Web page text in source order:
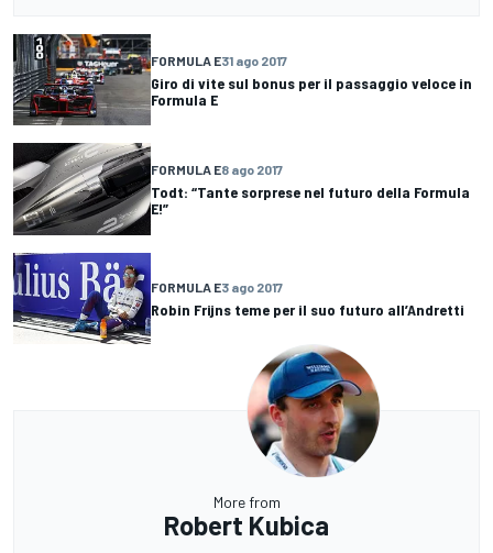
FORMULA E31 ago 2017
Giro di vite sul bonus per il passaggio veloce in
Formula E
FORMULA E8 ago 2017
Todt: “Tante sorprese nel futuro della Formula
E!”
FORMULA E3 ago 2017
Robin Frijns teme per il suo futuro all’Andretti
More from
Robert Kubica